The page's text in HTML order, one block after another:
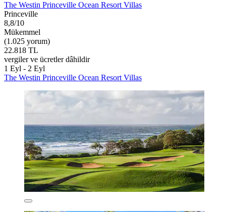
The Westin Princeville Ocean Resort Villas
Princeville
8,8/10
Mükemmel
(1.025 yorum)
22.818 TL
vergiler ve ücretler dâhildir
1 Eyl - 2 Eyl
The Westin Princeville Ocean Resort Villas